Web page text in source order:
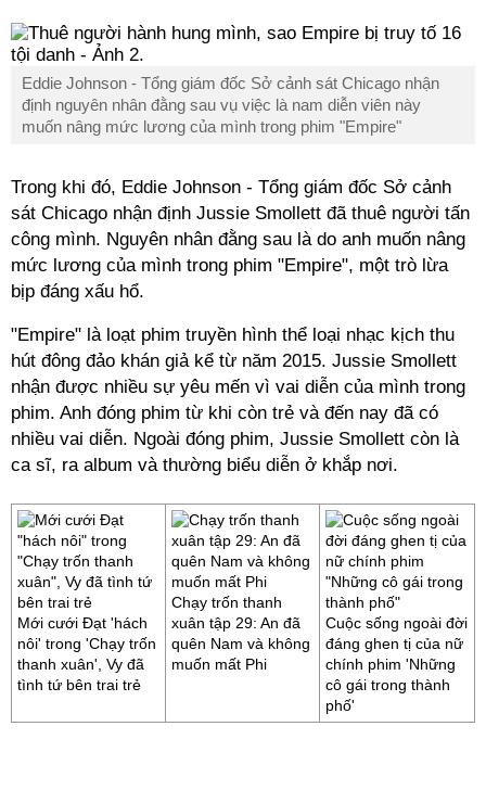
Eddie Johnson - Tổng giám đốc Sở cảnh sát Chicago nhận
định nguyên nhân đằng sau vụ việc là nam diễn viên này
muốn nâng mức lương của mình trong phim "Empire"
Trong khi đó, Eddie Johnson - Tổng giám đốc Sở cảnh
sát Chicago nhận định Jussie Smollett đã thuê người tấn
công mình. Nguyên nhân đằng sau là do anh muốn nâng
mức lương của mình trong phim "Empire", một trò lừa
bịp đáng xấu hổ.
"Empire" là loạt phim truyền hình thể loại nhạc kịch thu
hút đông đảo khán giả kể từ năm 2015. Jussie Smollett
nhận được nhiều sự yêu mến vì vai diễn của mình trong
phim. Anh đóng phim từ khi còn trẻ và đến nay đã có
nhiều vai diễn. Ngoài đóng phim, Jussie Smollett còn là
ca sĩ, ra album và thường biểu diễn ở khắp nơi.
Mới cưới Đạt 'hách
nôi' trong 'Chạy trốn
thanh xuân', Vy đã
tình tứ bên trai trẻ
Chạy trốn thanh
xuân tập 29: An đã
quên Nam và không
muốn mất Phi
Cuộc sống ngoài đời
đáng ghen tị của nữ
chính phim 'Những
cô gái trong thành
phố'